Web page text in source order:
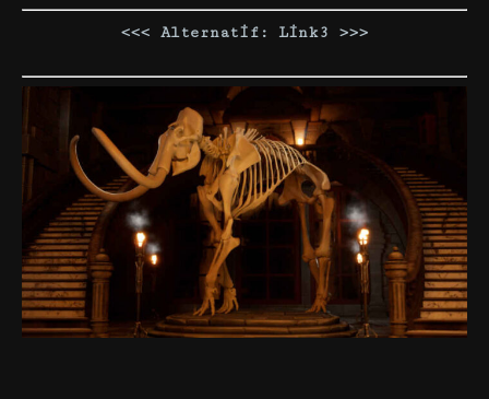
<<< Alternatif: Link3 >>>